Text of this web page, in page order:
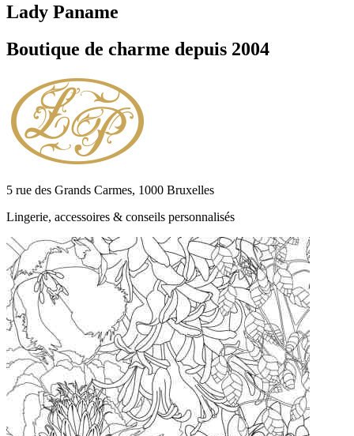
Lady Paname
Boutique de charme depuis 2004
5 rue des Grands Carmes, 1000 Bruxelles
Lingerie, accessoires & conseils personnalisés